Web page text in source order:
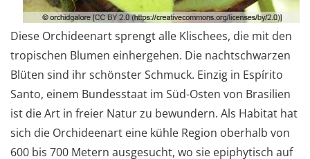
Diese Orchideenart sprengt alle Klischees, die mit den
tropischen Blumen einhergehen. Die nachtschwarzen
Blüten sind ihr schönster Schmuck. Einzig in Espírito
Santo, einem Bundesstaat im Süd-Osten von Brasilien
ist die Art in freier Natur zu bewundern. Als Habitat hat
sich die Orchideenart eine kühle Region oberhalb von
600 bis 700 Metern ausgesucht, wo sie epiphytisch auf